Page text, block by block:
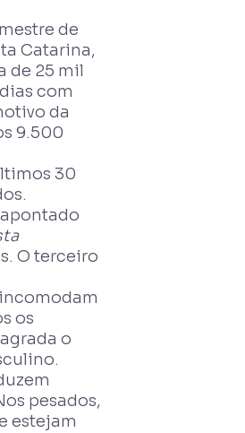
de
Catarina,
de 25 mil
com
da
9.500
30
apontado
O terceiro
os
o
pesados,
estejam